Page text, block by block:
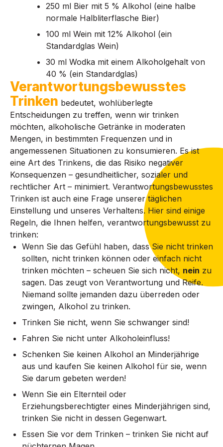
250 ml Bier mit 5 % Alkohol (eine halbe
normale Halbliterflasche Bier)
100 ml Wein mit 12% Alkohol (ein
Standardglas Wein)
30 ml Wodka mit einem Alkoholgehalt von
40 % (ein Standardglas)
Verantwortungsbewusstes
Trinken bedeutet, wohlüberlegte
Entscheidungen zu treffen, wenn wir trinken
möchten, alkoholische Getränke in moderaten
Mengen, in bestimmten Frequenzen und in
angemessenen Situationen zu konsumieren. Es ist
eine Art des Trinkens, die das Risiko negativer
Konsequenzen – gesundheitlicher, sozialer und
rechtlicher Art – minimiert. Verantwortungsbewusstes
Trinken ist auch eine Frage unserer täglichen
Einstellung und unseres Verhaltens. Hier sind einige
Regeln, die Ihnen helfen, verantwortungsbewusst zu
trinken:
Wenn Sie das Gefühl haben, dass Sie nicht trinken
sollten, nicht trinken können oder einfach nicht
trinken möchten – scheuen Sie sich nicht, nein zu
sagen. Das zeugt von Verantwortung und Reife.
Niemand sollte jemanden dazu überreden oder
zwingen, Alkohol zu trinken.
Trinken Sie nicht, wenn Sie schwanger sind!
Fahren Sie nicht unter Alkoholeinfluss!
Schenken Sie keinen Alkohol an Minderjährige
aus und kaufen Sie keinen Alkohol für sie, wenn
Sie darum gebeten werden!
Wenn Sie ein Elternteil oder
Erziehungsberechtigter eines Minderjährigen sind,
trinken Sie nicht in dessen Gegenwart.
Essen Sie vor dem Trinken – trinken Sie nicht auf